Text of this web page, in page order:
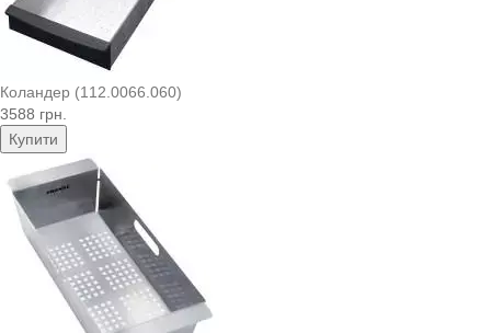
Коландер (112.0066.060)
3588 грн.
Купити